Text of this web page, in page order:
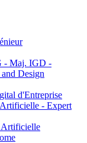
- Maj. IGD -
Design
d'Entreprise
- Expert